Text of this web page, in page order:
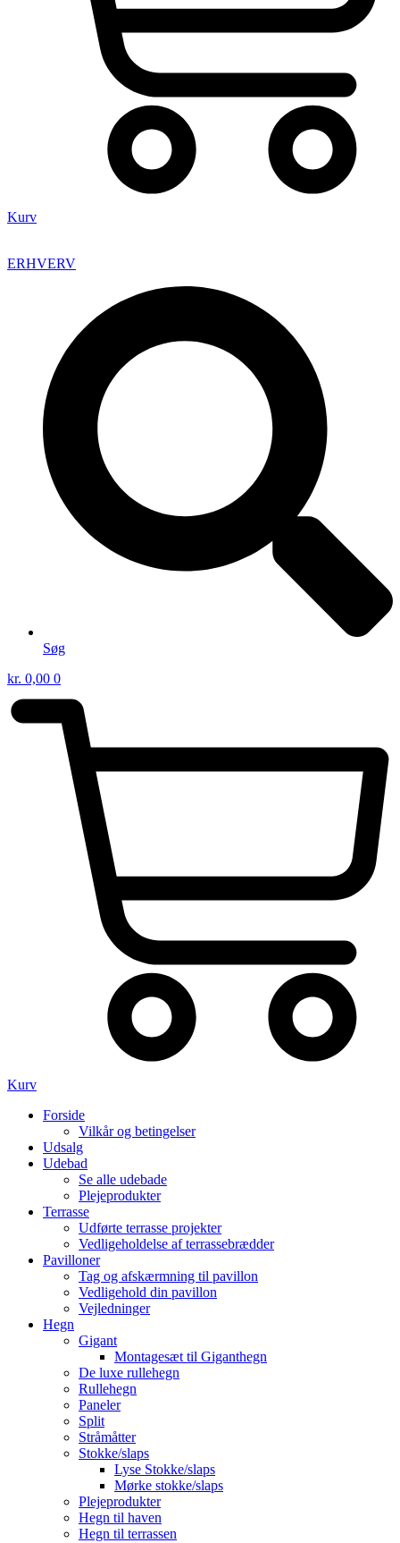
Kurv
ERHVERV
Søg
kr. 0,00 0
Kurv
Forside
Vilkår og betingelser
Udsalg
Udebad
Se alle udebade
Plejeprodukter
Terrasse
Udførte terrasse projekter
Vedligeholdelse af terrassebrædder
Pavilloner
Tag og afskærmning til pavillon
Vedligehold din pavillon
Vejledninger
Hegn
Gigant
Montagesæt til Giganthegn
De luxe rullehegn
Rullehegn
Paneler
Split
Stråmåtter
Stokke/slaps
Lyse Stokke/slaps
Mørke stokke/slaps
Plejeprodukter
Hegn til haven
Hegn til terrassen